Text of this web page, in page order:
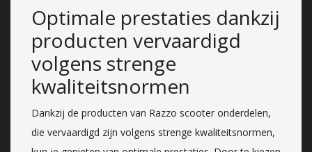
Optimale prestaties dankzij
producten vervaardigd
volgens strenge
kwaliteitsnormen
Dankzij de producten van Razzo scooter onderdelen,
die vervaardigd zijn volgens strenge kwaliteitsnormen,